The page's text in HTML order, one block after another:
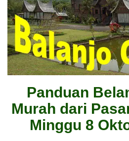
Panduan
Murah dari
Minggu 8